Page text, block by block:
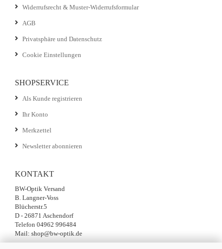
Widerrufsrecht & Muster-Widerrufsformular
AGB
Privatsphäre und Datenschutz
Cookie Einstellungen
SHOPSERVICE
Als Kunde registrieren
Ihr Konto
Merkzettel
Newsletter abonnieren
KONTAKT
BW-Optik Versand
B. Langner-Voss
Blücherstr.5
D - 26871 Aschendorf
Telefon 04962 996484
Mail: shop@bw-optik.de